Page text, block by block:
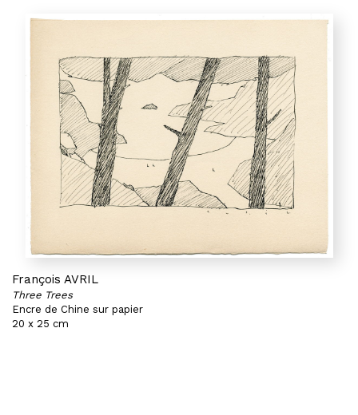
François AVRIL
Three Trees
Encre de Chine sur papier
20 x 25 cm